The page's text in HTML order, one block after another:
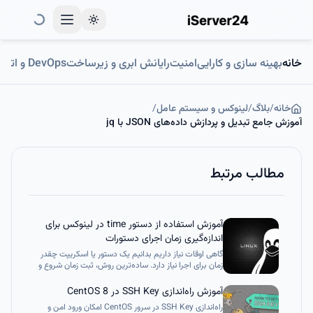
Toggle theme
خانهبهینه سازی و کاراییامنیترایانش ابری و زیرساختDevOps و اتوماسیون
خانه/بلاگ/لینوکس و سیستم عامل/
آموزش جامع تبدیل و پردازش داده‌های JSON با jq
مطالب مرتبط
آموزش استفاده از دستور time در لینوکس برای
اندازه‌گیری زمان اجرای دستورات
گاهی اوقات نیاز داریم بدانیم یک دستور یا اسکریپت چقدر
زمان برای اجرا نیاز دارد. ساده‌ترین روش، ثبت زمان شروع و
اپلیکیشن ساعت یا کرنومتر استفاده کنید. اما در لینوکس
می‌توانید همه این کارها را با دستور time به راحتی انجام
دهید.
آموزش راه‌اندازی SSH Key در CentOS 8
راه‌اندازی SSH Key در سرور CentOS امکان ورود امن و